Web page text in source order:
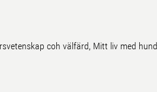
coh välfärd, Mitt liv med hund